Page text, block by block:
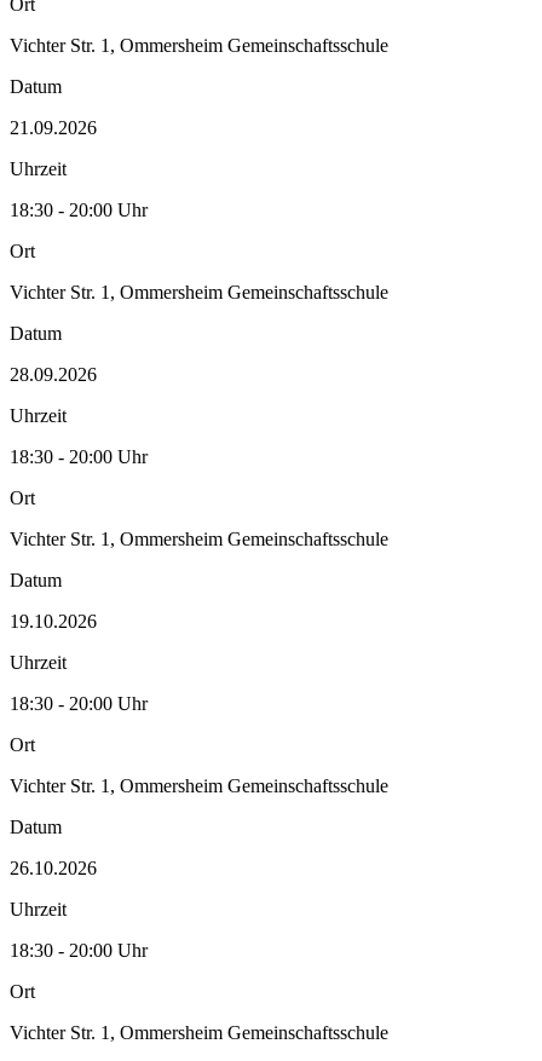
Vichter Str. 1, Ommersheim Gemeinschaftsschule
Datum
21.09.2026
Uhrzeit
18:30 - 20:00 Uhr
Ort
Vichter Str. 1, Ommersheim Gemeinschaftsschule
Datum
28.09.2026
Uhrzeit
18:30 - 20:00 Uhr
Ort
Vichter Str. 1, Ommersheim Gemeinschaftsschule
Datum
19.10.2026
Uhrzeit
18:30 - 20:00 Uhr
Ort
Vichter Str. 1, Ommersheim Gemeinschaftsschule
Datum
26.10.2026
Uhrzeit
18:30 - 20:00 Uhr
Ort
Vichter Str. 1, Ommersheim Gemeinschaftsschule